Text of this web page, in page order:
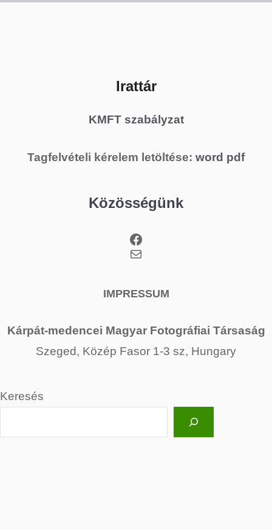
Irattár
KMFT szabályzat
Tagfelvételi kérelem letöltése: word pdf
Közösségünk
Facebook
Mail
IMPRESSUM
Kárpát-medencei Magyar Fotográfiai Társaság
Szeged, Közép Fasor 1-3 sz, Hungary
Keresés